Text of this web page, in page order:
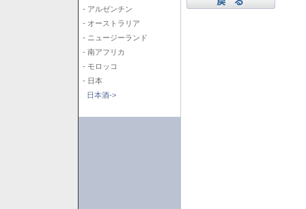
- アルゼンチン
- オーストラリア
- ニュージーランド
- 南アフリカ
- モロッコ
- 日本
日本酒->